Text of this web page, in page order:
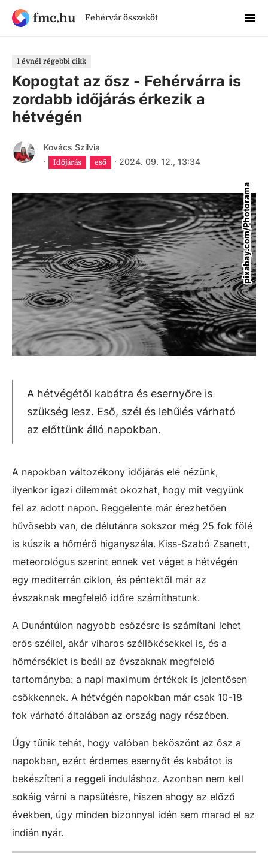
fmc.hu Fehérvár összeköt
1 évnél régebbi cikk
Kopogtat az ősz - Fehérvárra is
zordabb időjárás érkezik a
hétvégén
Kovács Szilvia
·
Időjárás eső · 2024. 09. 12., 13:34
pixabay.com/Photorama
A hétvégétől kabátra és esernyőre is
szükség lesz. Eső, szél és lehűlés várható
az előttünk álló napokban.
A napokban változékony időjárás elé nézünk,
ilyenkor igazi dilemmát okozhat, hogy mit vegyünk
fel az adott napon. Reggelente már érezhetően
hűvösebb van, de délutánra sokszor még 25 fok fölé
is kúszik a hőmérő higanyszála. Kiss-Szabó Zsanett,
meteorológus szerint ennek vet véget a hétvégén
egy mediterrán ciklon, és péntektől már az
évszaknak megfelelő időre számíthatunk.
A Dunántúlon nagyobb esőzésre is számítani lehet
erős széllel, akár viharos széllökésekkel is, és a
hőmérséklet is beáll az évszaknak megfelelő
tartományba: a napi maximum értékek is jelentősen
csökkennek. A hétvégén napokban már csak 10-18
fok várható általában az ország nagy részében.
Úgy tűnik tehát, hogy valóban beköszönt az ősz a
napokban, ezért érdemes esernyőt és kabátot is
bekészíteni a reggeli induláshoz. Azonban nem kell
sokáig várni a napsütésre, hiszen ahogy az előző
években, úgy minden bizonnyal idén sem marad el az
indián nyár.